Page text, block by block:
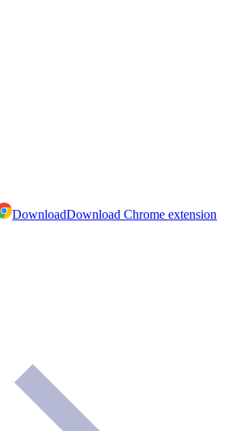
DownloadDownload Chrome extension